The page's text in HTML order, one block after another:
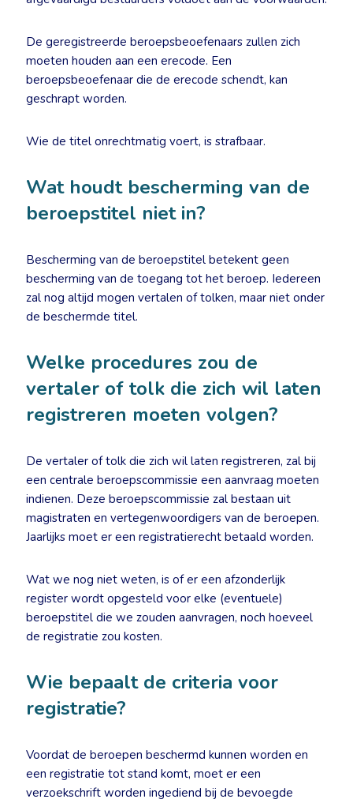
De geregistreerde beroepsbeoefenaars zullen zich
moeten houden aan een erecode. Een
beroepsbeoefenaar die de erecode schendt, kan
geschrapt worden.
Wie de titel onrechtmatig voert, is strafbaar.
Wat houdt bescherming van de
beroepstitel niet in?
Bescherming van de beroepstitel betekent geen
bescherming van de toegang tot het beroep. Iedereen
zal nog altijd mogen vertalen of tolken, maar niet onder
de beschermde titel.
Welke procedures zou de
vertaler of tolk die zich wil laten
registreren moeten volgen?
De vertaler of tolk die zich wil laten registreren, zal bij
een centrale beroepscommissie een aanvraag moeten
indienen. Deze beroepscommissie zal bestaan uit
magistraten en vertegenwoordigers van de beroepen.
Jaarlijks moet er een registratierecht betaald worden.
Wat we nog niet weten, is of er een afzonderlijk
register wordt opgesteld voor elke (eventuele)
beroepstitel die we zouden aanvragen, noch hoeveel
de registratie zou kosten.
Wie bepaalt de criteria voor
registratie?
Voordat de beroepen beschermd kunnen worden en
een registratie tot stand komt, moet er een
verzoekschrift worden ingediend bij de bevoegde